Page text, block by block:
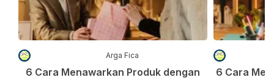
Arga Fica
6 Cara Menawarkan Produk dengan
6 Cara